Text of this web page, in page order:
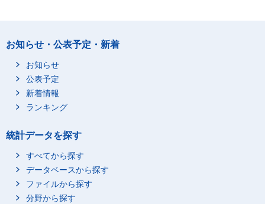
お知らせ・公表予定・新着
お知らせ
公表予定
新着情報
ランキング
統計データを探す
すべてから探す
データベースから探す
ファイルから探す
分野から探す